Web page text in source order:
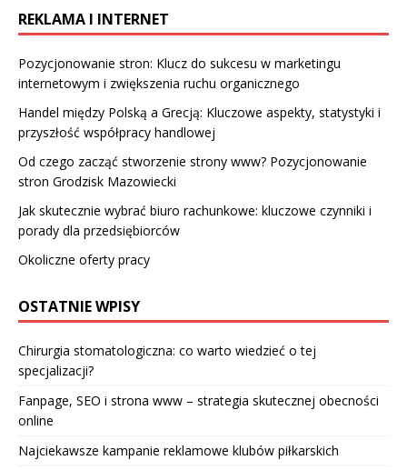
REKLAMA I INTERNET
Pozycjonowanie stron: Klucz do sukcesu w marketingu
internetowym i zwiększenia ruchu organicznego
Handel między Polską a Grecją: Kluczowe aspekty, statystyki i
przyszłość współpracy handlowej
Od czego zacząć stworzenie strony www? Pozycjonowanie
stron Grodzisk Mazowiecki
Jak skutecznie wybrać biuro rachunkowe: kluczowe czynniki i
porady dla przedsiębiorców
Okoliczne oferty pracy
OSTATNIE WPISY
Chirurgia stomatologiczna: co warto wiedzieć o tej
specjalizacji?
Fanpage, SEO i strona www – strategia skutecznej obecności
online
Najciekawsze kampanie reklamowe klubów piłkarskich